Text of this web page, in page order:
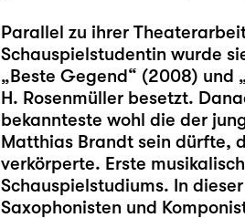
Parallel zu ihrer
Schauspielstudentin wurde
„Beste Gegend“ (2008) und
H. Rosenmüller besetzt.
bekannteste wohl die der
Matthias Brandt sein dürfte,
verkörperte. Erste
Schauspielstudiums. In
Saxophonisten und